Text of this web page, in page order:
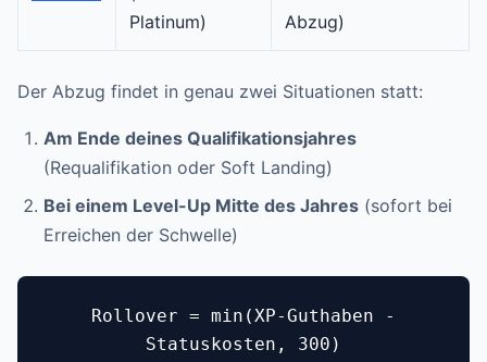
Platinum)
Abzug)
Der Abzug findet in genau zwei Situationen statt:
Am Ende deines Qualifikationsjahres
(Requalifikation oder Soft Landing)
Bei einem Level-Up Mitte des Jahres (sofort bei
Erreichen der Schwelle)
Rollover = min(XP-Guthaben -
Statuskosten, 300)